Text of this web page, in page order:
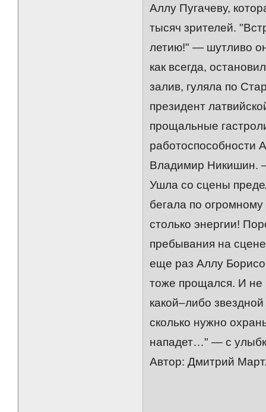
Аллу Пугачеву,
тысяч зрителей.
летию!" — шутливо
как всегда,
залив, гуляла по
президент
прощальные
работоспособности
Владимир Никишин.
Ушла со сцены
бегала по
столько энергии!
пребывания на
еще раз Аллу
тоже прощался. И не
какой–либо
сколько нужно
нападет…" — с
Автор: Дмитрий